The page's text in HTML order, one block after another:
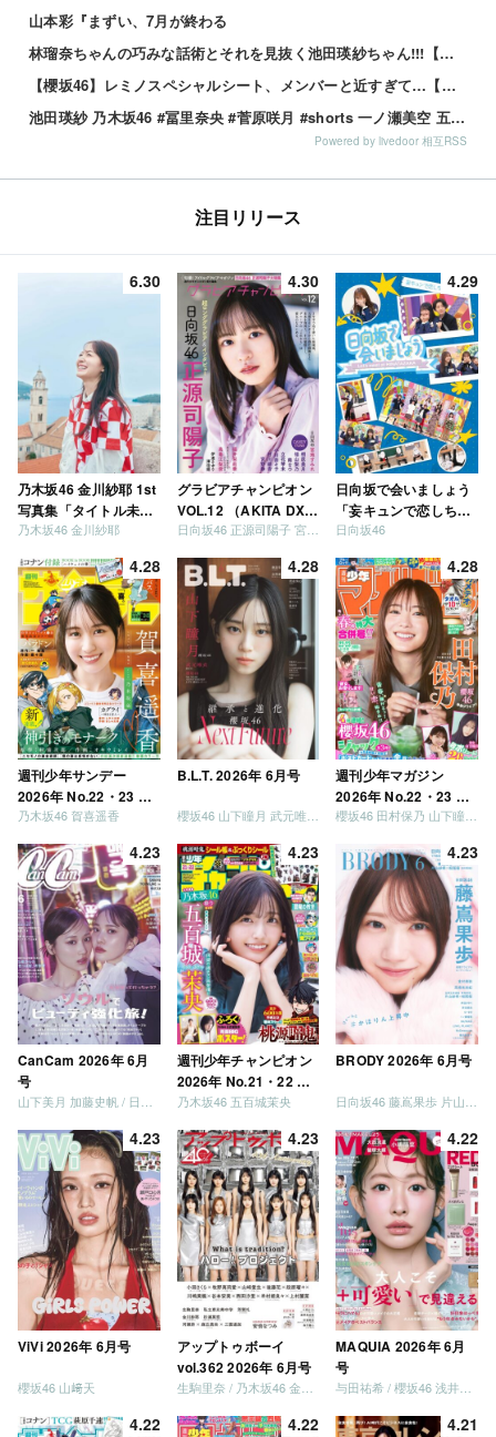
山本彩『まずい、7月が終わる
林瑠奈ちゃんの巧みな話術とそれを見抜く池田瑛紗ちゃん!!!【乃木坂46】
【櫻坂46】レミノスペシャルシート、メンバーと近すぎて…【全国ツアー2026】
池田瑛紗 乃木坂46 #冨里奈央 #菅原咲月 #shorts 一ノ瀬美空 五百城茉央 瀬戸口心月 奥の反応まとめ
Powered by livedoor 相互RSS
注目リリース
6.30
乃木坂46 金川紗耶 1st
写真集「タイトル未
定」
乃木坂46 金川紗耶
4.30
グラビアチャンピオン
VOL.12 （AKITA DXシ
リーズ）
日向坂46 正源司陽子 宮地すみれ
4.29
日向坂で会いましょう
「妄キュンで恋しちゃ
いましょう」「どっち
う」「ご褒美でロケし
ましょう」「フレンド
リーになりましょう」
「笑って卒業を祝いま
しょう」 [Blu-ray]
日向坂46
4.28
週刊少年サンデー
2026年 No.22・23 合
併号
乃木坂46 賀喜遥香
4.28
B.L.T. 2026年 6月号
櫻坂46 山下瞳月 武元唯衣 / 乃木坂46 海邉朱莉
4.28
週刊少年マガジン
2026年 No.22・23 合
併号
4.23
CanCam 2026年 6月
号
4.23
週刊少年チャンピオン
2026年 No.21・22 合
併号
乃木坂46 五百城茉央
4.23
BRODY 2026年 6月号
4.23
ViVi 2026年 6月号
櫻坂46 山﨑天
4.23
アップトゥボーイ
vol.362 2026年 6月号
4.22
MAQUIA 2026年 6月
号
4.22 4.22 4.21